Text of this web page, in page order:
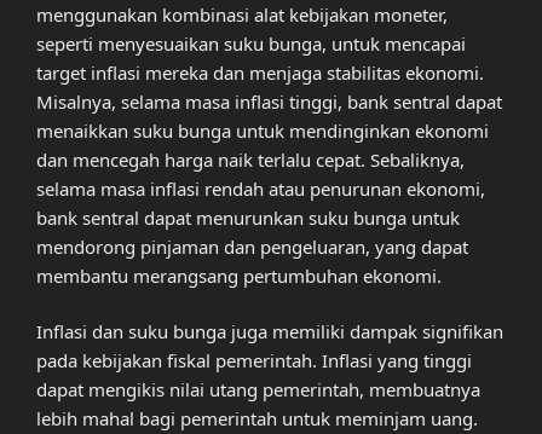
menggunakan kombinasi alat kebijakan moneter,
seperti menyesuaikan suku bunga, untuk mencapai
target inflasi mereka dan menjaga stabilitas ekonomi.
Misalnya, selama masa inflasi tinggi, bank sentral dapat
menaikkan suku bunga untuk mendinginkan ekonomi
dan mencegah harga naik terlalu cepat. Sebaliknya,
selama masa inflasi rendah atau penurunan ekonomi,
bank sentral dapat menurunkan suku bunga untuk
mendorong pinjaman dan pengeluaran, yang dapat
membantu merangsang pertumbuhan ekonomi.
Inflasi dan suku bunga juga memiliki dampak signifikan
pada kebijakan fiskal pemerintah. Inflasi yang tinggi
dapat mengikis nilai utang pemerintah, membuatnya
lebih mahal bagi pemerintah untuk meminjam uang.